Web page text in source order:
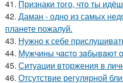
41. Признаки того, что ты
42. Даман - одно из самых
планете пожалуй.
43. Нужно к себе
44. Мужчины чacтo зaбывaют
45. Ситуации вторжения в
46. Отсутствие регулярной